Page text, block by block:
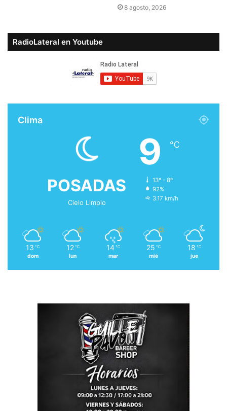
8 agosto, 2026
RadioLateral en Youtube
Clima
POSADAS
Cielo Limpio
9 ℃
13º - 8º
92%
3.17 km/h
13 ℃
dom
12 ℃
lun
14 ℃
mar
25 ℃
mié
18 ℃
jue